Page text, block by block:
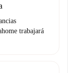
trabajará